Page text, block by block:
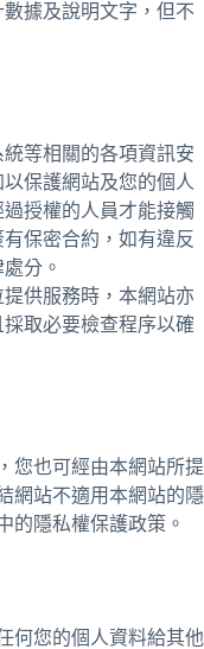
據及說明文字，但不
等相關的各項資訊安
保護網站及您的個人
授權的人員才能接觸
保密合約，如有違反
分。
供服務時，本網站亦
取必要檢查程序以確
您也可經由本網站所提
網站不適用本網站的隱
的隱私權保護政策。
何您的個人資料給其他